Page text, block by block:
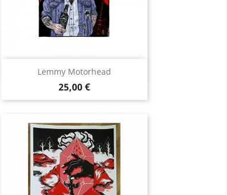
Lemmy Motorhead
Prix
25,00 €
Aperçu rapide